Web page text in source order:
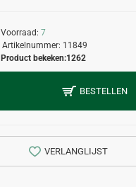
Voorraad: 7
Artikelnummer: 11849
Product bekeken:1262
BESTELLEN
VERLANGLIJST